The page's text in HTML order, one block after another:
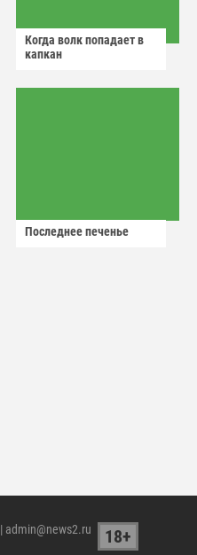
Когда волк попадает в
капкан
Последнее печенье
| admin@news2.ru 18+